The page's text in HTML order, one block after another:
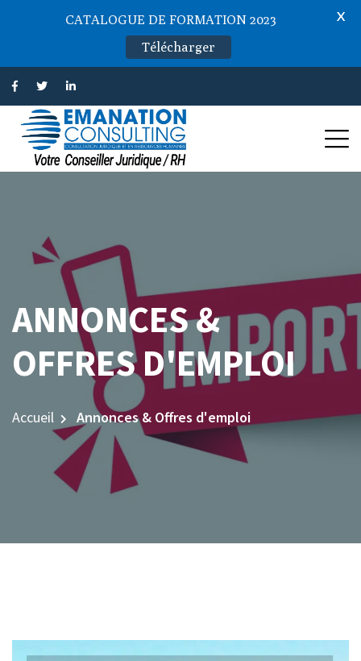
ANNONCES &
OFFRES D'EMPLOI
Accueil Annonces & Offres d'emploi
CATALOGUE DE FORMATION 2023
Télécharger
X